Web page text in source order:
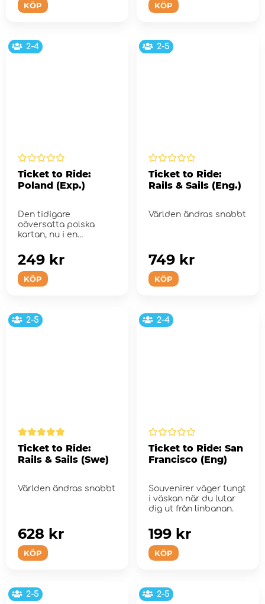
KÖP KÖP
2-4
Ticket to Ride:
Poland (Exp.)
Den tidigare
oöversatta polska
kartan, nu i en
som även...
KÖP
249 kr
2-5
Ticket to Ride:
Rails & Sails (Eng.)
Världen ändras snabbt
KÖP
749 kr
2-5
Ticket to Ride:
Rails & Sails (Swe)
Världen ändras snabbt
KÖP
628 kr
2-4
Ticket to Ride: San
Francisco (Eng)
Souvenirer väger tungt
i väskan när du lutar
dig ut från linbanan.
KÖP
199 kr
2-5 2-5